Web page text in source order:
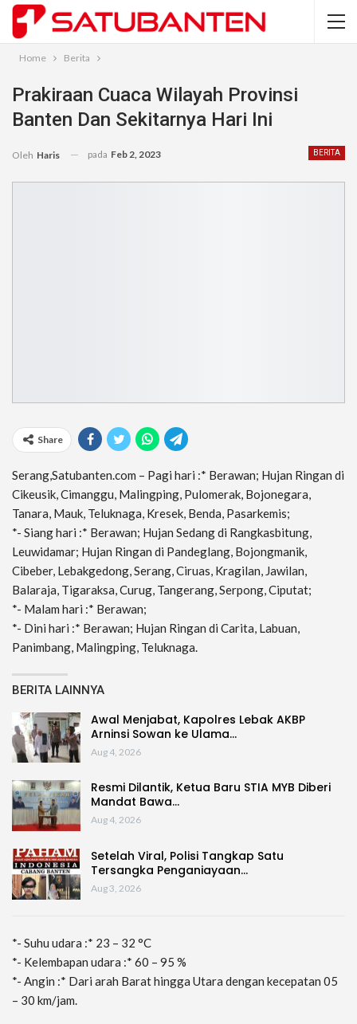
Home Berita
Prakiraan Cuaca Wilayah Provinsi
Banten Dan Sekitarnya Hari Ini
BERITA
Oleh Haris pada Feb 2, 2023
Share
Serang,Satubanten.com – Pagi hari :* Berawan; Hujan Ringan di
Cikeusik, Cimanggu, Malingping, Pulomerak, Bojonegara,
Tanara, Mauk, Teluknaga, Kresek, Benda, Pasarkemis;
*- Siang hari :* Berawan; Hujan Sedang di Rangkasbitung,
Leuwidamar; Hujan Ringan di Pandeglang, Bojongmanik,
Cibeber, Lebakgedong, Serang, Ciruas, Kragilan, Jawilan,
Balaraja, Tigaraksa, Curug, Tangerang, Serpong, Ciputat;
*- Malam hari :* Berawan;
*- Dini hari :* Berawan; Hujan Ringan di Carita, Labuan,
Panimbang, Malingping, Teluknaga.
BERITA LAINNYA
Awal Menjabat, Kapolres Lebak AKBP
Arninsi Sowan ke Ulama…
Aug 4, 2026
Resmi Dilantik, Ketua Baru STIA MYB Diberi
Mandat Bawa…
Aug 4, 2026
Setelah Viral, Polisi Tangkap Satu
Tersangka Penganiayaan…
Aug 3, 2026
*- Suhu udara :* 23 – 32 °C
*- Kelembapan udara :* 60 – 95 %
*- Angin :* Dari arah Barat hingga Utara dengan kecepatan 05
– 30 km/jam.